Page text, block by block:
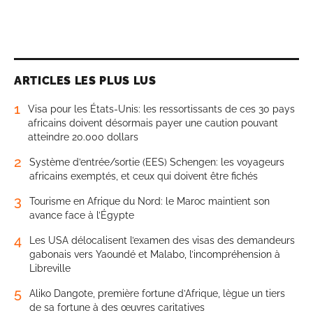
ARTICLES LES PLUS LUS
1
Visa pour les États-Unis: les ressortissants de ces 30 pays
africains doivent désormais payer une caution pouvant
atteindre 20.000 dollars
2
Système d’entrée/sortie (EES) Schengen: les voyageurs
africains exemptés, et ceux qui doivent être fichés
3
Tourisme en Afrique du Nord: le Maroc maintient son
avance face à l’Égypte
4
Les USA délocalisent l’examen des visas des demandeurs
gabonais vers Yaoundé et Malabo, l’incompréhension à
Libreville
5
Aliko Dangote, première fortune d’Afrique, lègue un tiers
de sa fortune à des œuvres caritatives